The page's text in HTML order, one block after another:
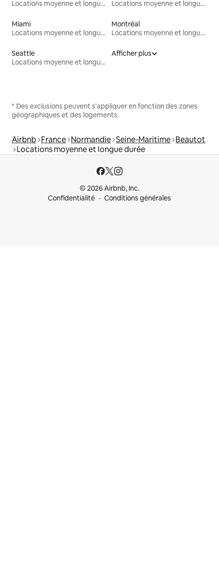
Locations moyenne et longue durée Locations moyenne et longue durée
Miami
Locations moyenne et longue durée
Montréal
Locations moyenne et longue durée
Seattle
Locations moyenne et longue durée
Afficher plus
* Des exclusions peuvent s'appliquer en fonction des zones
géographiques et des logements.
Airbnb France Normandie Seine-Maritime Beautot
Locations moyenne et longue durée
© 2026 Airbnb, Inc.
Confidentialité
Conditions générales